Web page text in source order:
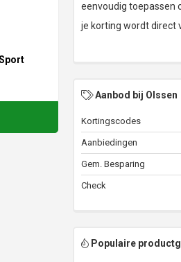
eenvoudig toepassen
je korting wordt direct
Aanbod bij Olssen
Kortingscodes
Aanbiedingen
Gem. Besparing
Check
Populaire